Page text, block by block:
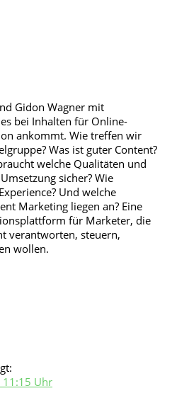
Gidon Wagner mit
bei Inhalten für Online-
ankommt. Wie treffen wir
Was ist guter Content?
welche Qualitäten und
sicher? Wie
Und welche
Marketing liegen an? Eine
für Marketer, die
verantworten, steuern,
wollen.
Uhr